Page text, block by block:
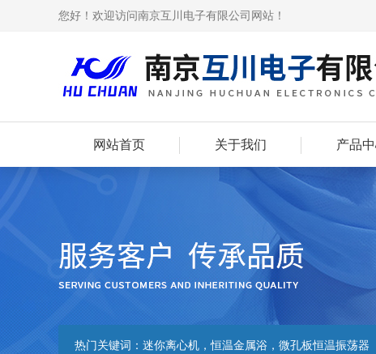
您好！欢迎访问南京互川电子有限公司网站！
网站首页 关于我们 产品
热门关键词： 迷你离心机，恒温金属浴，微孔板恒温振荡器